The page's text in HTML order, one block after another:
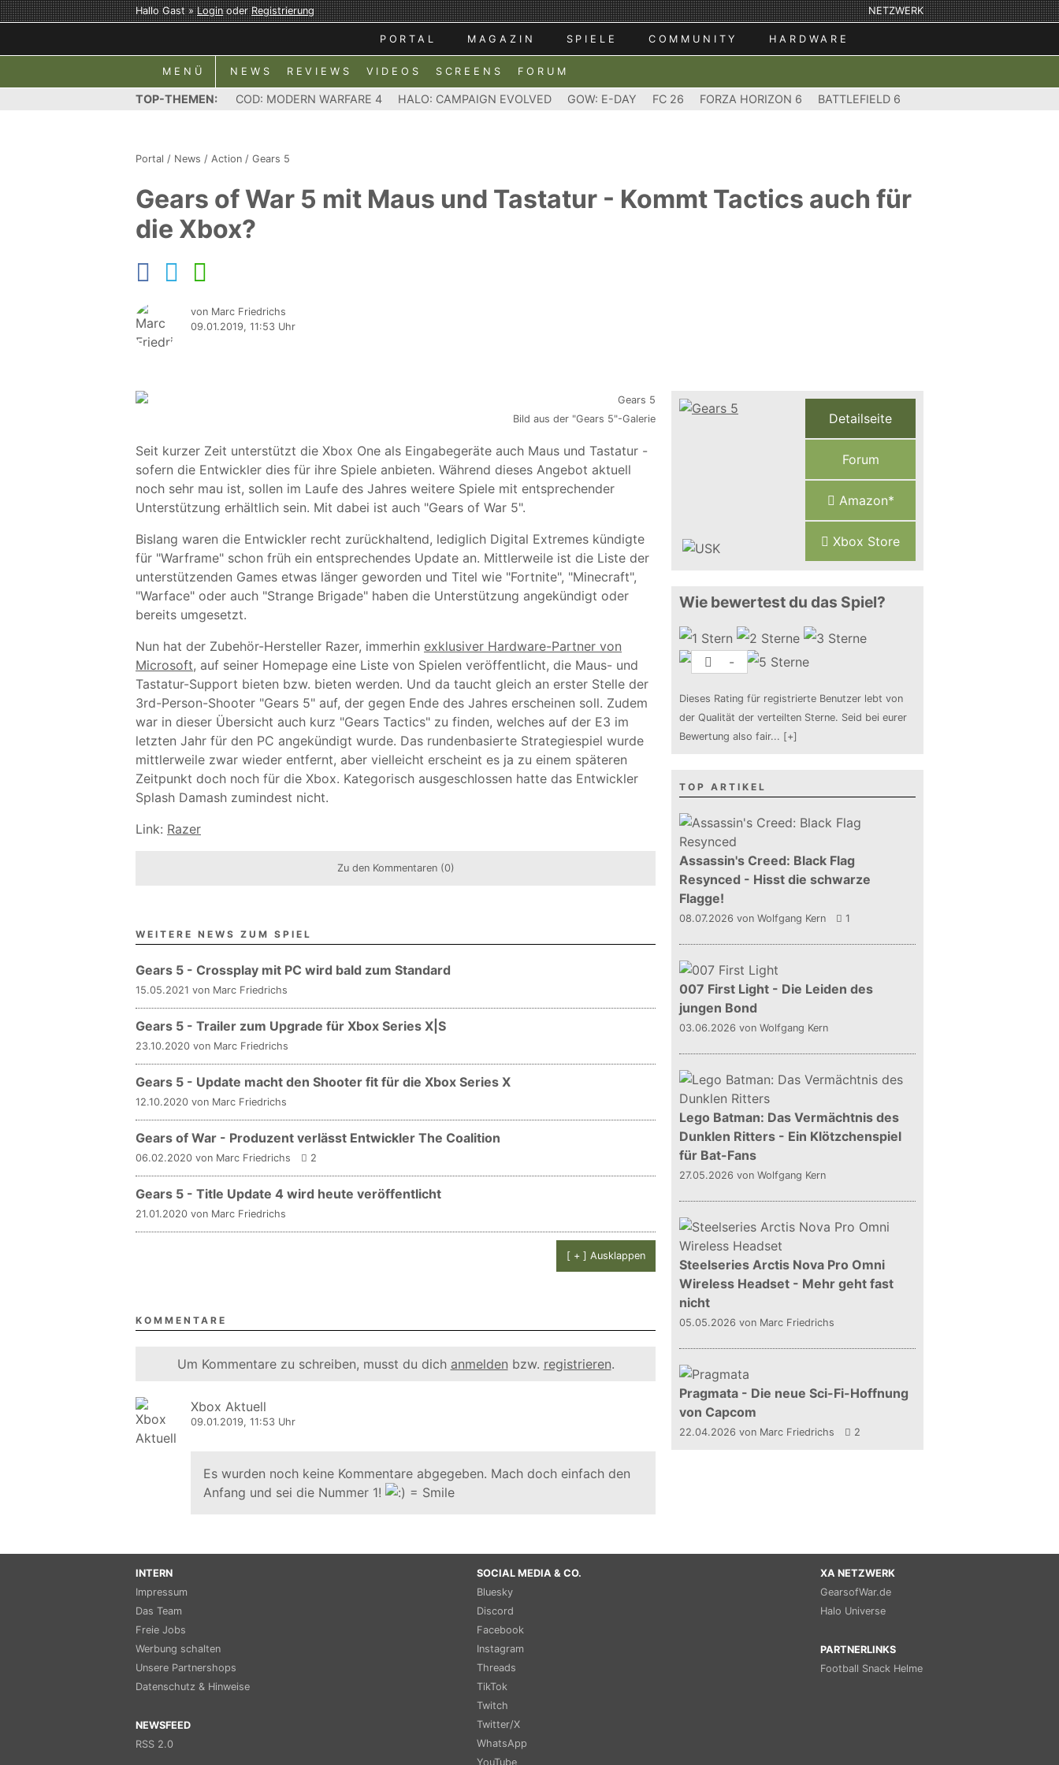
Hallo Gast »LoginoderRegistrierung NETZWERK
PORTAL MAGAZIN SPIELE COMMUNITY HARDWARE
MENÜ NEWS REVIEWS VIDEOS SCREENS FORUM
TOP-THEMEN: COD: MODERN WARFARE 4 HALO: CAMPAIGN EVOLVED GOW: E-DAY FC 26 FORZA HORIZON 6 BATTLEFIELD 6
Portal / News / Action / Gears 5
Gears of War 5 mit Maus und Tastatur - Kommt Tactics auch für
die Xbox?
von Marc Friedrichs
09.01.2019, 11:53 Uhr
Bild aus der "Gears 5"-Galerie
Seit kurzer Zeit unterstützt die Xbox One als Eingabegeräte auch Maus und Tastatur -
sofern die Entwickler dies für ihre Spiele anbieten. Während dieses Angebot aktuell
noch sehr mau ist, sollen im Laufe des Jahres weitere Spiele mit entsprechender
Unterstützung erhältlich sein. Mit dabei ist auch "Gears of War 5".
Bislang waren die Entwickler recht zurückhaltend, lediglich Digital Extremes kündigte
für "Warframe" schon früh ein entsprechendes Update an. Mittlerweile ist die Liste der
unterstützenden Games etwas länger geworden und Titel wie "Fortnite", "Minecraft",
"Warface" oder auch "Strange Brigade" haben die Unterstützung angekündigt oder
bereits umgesetzt.
Nun hat der Zubehör-Hersteller Razer, immerhin exklusiver Hardware-Partner von
Microsoft, auf seiner Homepage eine Liste von Spielen veröffentlicht, die Maus- und
Tastatur-Support bieten bzw. bieten werden. Und da taucht gleich an erster Stelle der
3rd-Person-Shooter "Gears 5" auf, der gegen Ende des Jahres erscheinen soll. Zudem
war in dieser Übersicht auch kurz "Gears Tactics" zu finden, welches auf der E3 im
letzten Jahr für den PC angekündigt wurde. Das rundenbasierte Strategiespiel wurde
mittlerweile zwar wieder entfernt, aber vielleicht erscheint es ja zu einem späteren
Zeitpunkt doch noch für die Xbox. Kategorisch ausgeschlossen hatte das Entwickler
Splash Damash zumindest nicht.
Link: Razer
Zu den Kommentaren (0)
WEITERE NEWS ZUM SPIEL
Gears 5 - Crossplay mit PC wird bald zum Standard
15.05.2021 von Marc Friedrichs
Gears 5 - Trailer zum Upgrade für Xbox Series X|S
23.10.2020 von Marc Friedrichs
Gears 5 - Update macht den Shooter fit für die Xbox Series X
12.10.2020 von Marc Friedrichs
Gears of War - Produzent verlässt Entwickler The Coalition
06.02.2020 von Marc Friedrichs 2
Gears 5 - Title Update 4 wird heute veröffentlicht
21.01.2020 von Marc Friedrichs
[ + ] Ausklappen
KOMMENTARE
Um Kommentare zu schreiben, musst du dich anmelden bzw. registrieren.
Xbox Aktuell
09.01.2019, 11:53 Uhr
Es wurden noch keine Kommentare abgegeben. Mach doch einfach den
Anfang und sei die Nummer 1!
Detailseite
Forum
Amazon*
Xbox Store
Wie bewertest du das Spiel?
-
Dieses Rating für registrierte Benutzer lebt von
der Qualität der verteilten Sterne. Seid bei eurer
Bewertung also fair... [+]
TOP ARTIKEL
Assassin's Creed: Black Flag
Resynced - Hisst die schwarze
Flagge!
08.07.2026 von Wolfgang Kern 1
007 First Light - Die Leiden des
jungen Bond
03.06.2026 von Wolfgang Kern
Lego Batman: Das Vermächtnis des
Dunklen Ritters - Ein Klötzchenspiel
für Bat-Fans
27.05.2026 von Wolfgang Kern
Steelseries Arctis Nova Pro Omni
Wireless Headset - Mehr geht fast
nicht
05.05.2026 von Marc Friedrichs
Pragmata - Die neue Sci-Fi-Hoffnung
von Capcom
22.04.2026 von Marc Friedrichs 2
INTERN
Impressum
Das Team
Freie Jobs
Werbung schalten
Unsere Partnershops
Datenschutz & Hinweise
NEWSFEED
RSS 2.0
SOCIAL MEDIA & CO.
Bluesky
Discord
Facebook
Instagram
Threads
TikTok
Twitch
Twitter/X
WhatsApp
YouTube
XA NETZWERK
GearsofWar.de
Halo Universe
PARTNERLINKS
Football Snack Helme